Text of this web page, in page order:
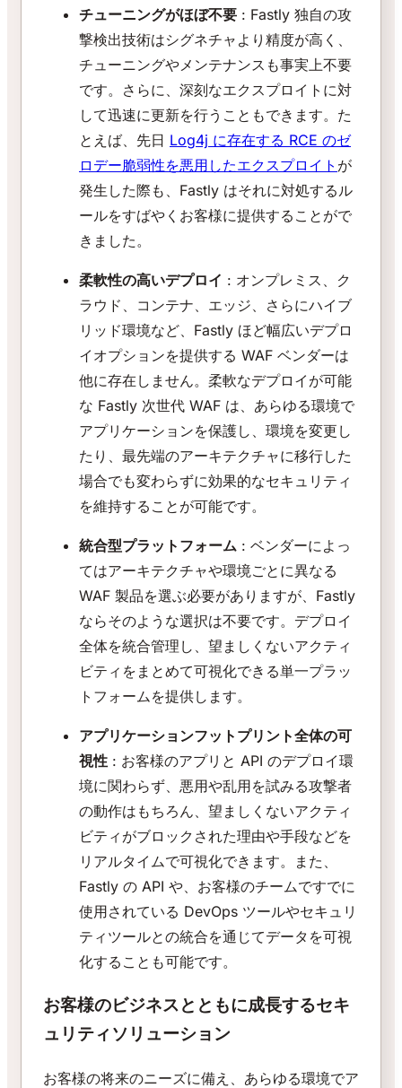
チューニングがほぼ不要 : Fastly 独自の攻
撃検出技術はシグネチャより精度が高く、
チューニングやメンテナンスも事実上不要
です。さらに、深刻なエクスプロイトに対
して迅速に更新を行うこともできます。た
とえば、先日 Log4j に存在する RCE のゼ
ロデー脆弱性を悪用したエクスプロイト が
発生した際も、Fastly はそれに対処するル
ールをすばやくお客様に提供することがで
きました。
柔軟性の高いデプロイ : オンプレミス、ク
ラウド、コンテナ、エッジ、さらにハイブ
リッド環境など、Fastly ほど幅広いデプロ
イオプションを提供する WAF ベンダーは
他に存在しません。柔軟なデプロイが可能
な Fastly 次世代 WAF は、あらゆる環境で
アプリケーションを保護し、環境を変更し
たり、最先端のアーキテクチャに移行した
場合でも変わらずに効果的なセキュリティ
を維持することが可能です。
統合型プラットフォーム : ベンダーによっ
てはアーキテクチャや環境ごとに異なる
WAF 製品を選ぶ必要がありますが、Fastly
ならそのような選択は不要です。デプロイ
全体を統合管理し、望ましくないアクティ
ビティをまとめて可視化できる単一プラッ
トフォームを提供します。
アプリケーションフットプリント全体の可
視性 : お客様のアプリと API のデプロイ環
境に関わらず、悪用や乱用を試みる攻撃者
の動作はもちろん、望ましくないアクティ
ビティがブロックされた理由や手段などを
リアルタイムで可視化できます。また、
Fastly の API や、お客様のチームですでに
使用されている DevOps ツールやセキュリ
ティツールとの統合を通じてデータを可視
化することも可能です。
お客様のビジネスとともに成長するセキ
ュリティソリューション
お客様の将来のニーズに備え、あらゆる環境でア